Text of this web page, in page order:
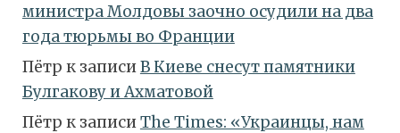
министра Молдовы заочно осудили на два
года тюрьмы во Франции
Пётр к записиВ Киеве снесут памятники
Булгакову и Ахматовой
Пётр к записиТhe Times: «Украинцы, нам